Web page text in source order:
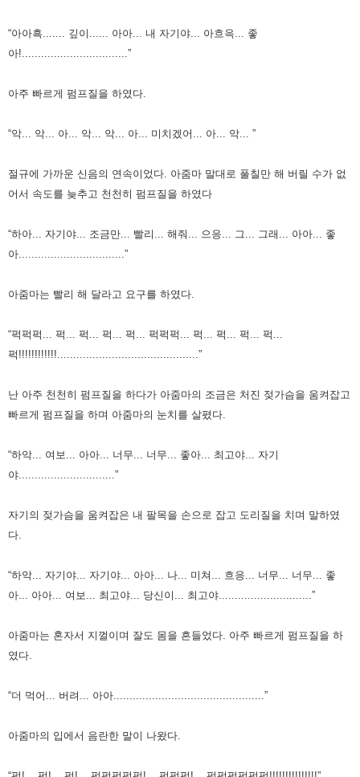
“아아흑....... 깊이...... 아아... 내 자기야... 아흐윽... 좋
아!.................................”
아주 빠르게 펌프질을 하였다.
“악... 악... 아... 악... 악... 아... 미치겠어... 아... 악... ”
절규에 가까운 신음의 연속이었다. 아줌마 말대로 풀칠만 해 버릴 수가 없
어서 속도를 늦추고 천천히 펌프질을 하였다
“하아... 자기야... 조금만... 빨리... 해줘... 으응... 그... 그래... 아아... 좋
아.................................”
아줌마는 빨리 해 달라고 요구를 하였다.
“퍽퍽퍽... 퍽... 퍽... 퍽... 퍽... 퍽퍽퍽... 퍽... 퍽... 퍽... 퍽...
퍽!!!!!!!!!!!!............................................”
난 아주 천천히 펌프질을 하다가 아줌마의 조금은 처진 젖가슴을 움켜잡고
빠르게 펌프질을 하며 아줌마의 눈치를 살폈다.
“하악... 여보... 아아... 너무... 너무... 좋아... 최고야... 자기
야..............................”
자기의 젖가슴을 움켜잡은 내 팔목을 손으로 잡고 도리질을 치며 말하였
다.
“하악... 자기야... 자기야... 아아... 나... 미쳐... 흐응... 너무... 너무... 좋
아... 아아... 여보... 최고야... 당신이... 최고야.............................”
아줌마는 혼자서 지껄이며 잘도 몸을 흔들었다. 아주 빠르게 펌프질을 하
였다.
“더 먹어... 버려... 아아...............................................”
아줌마의 입에서 음란한 말이 나왔다.